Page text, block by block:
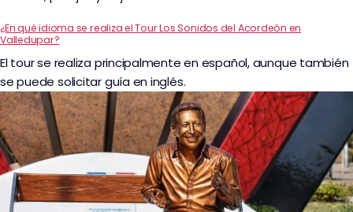
¿En qué idioma se realiza el Tour Los Sonidos del Acordeón en
Valledupar?
El tour se realiza principalmente en español, aunque también
se puede solicitar guía en inglés.